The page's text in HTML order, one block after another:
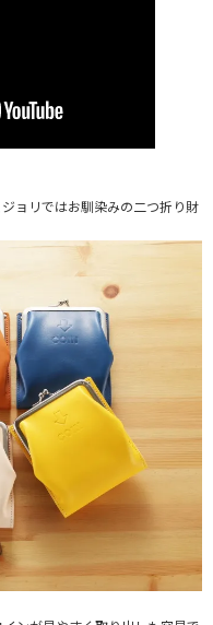
ジョリではお馴染みの二つ折り財